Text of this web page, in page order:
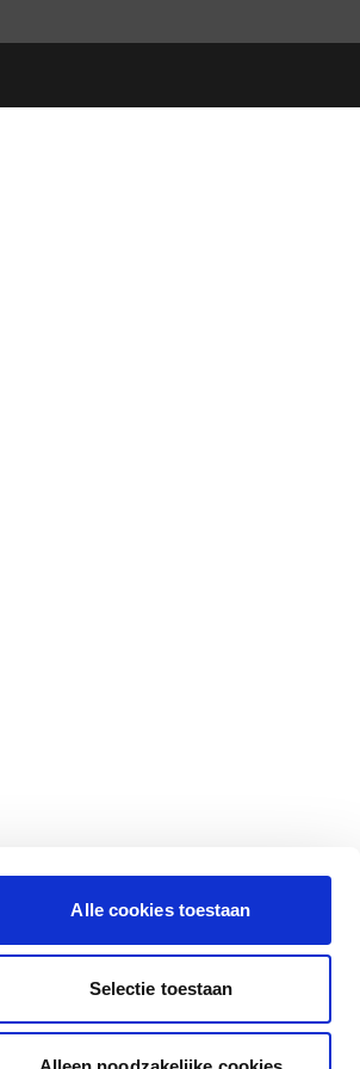
Alle cookies toestaan
Selectie toestaan